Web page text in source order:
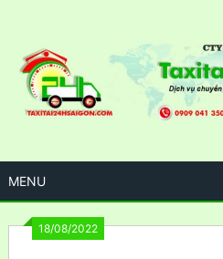
content
MENU
18/08/2022